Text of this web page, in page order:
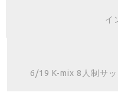
イ
6/19 K-mix 8人制サ